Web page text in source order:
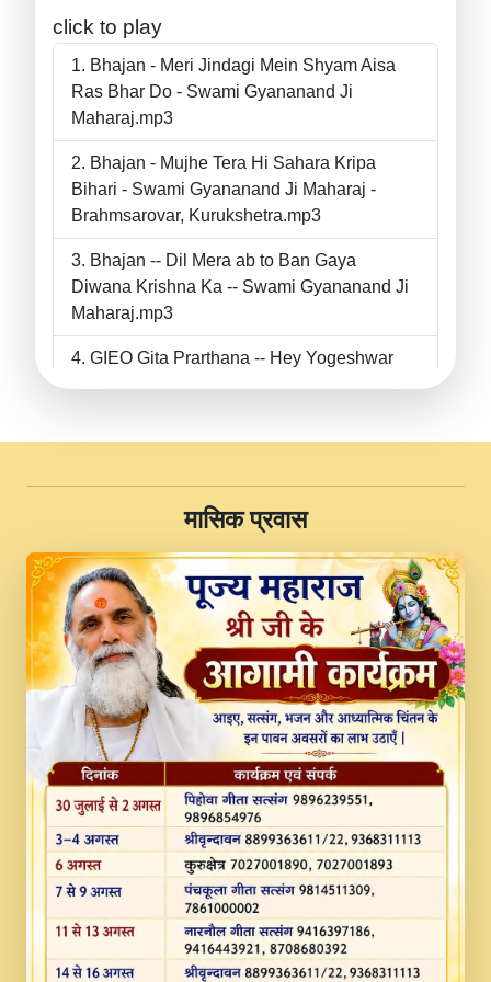
click to play
Bhajan - Meri Jindagi Mein Shyam Aisa
Ras Bhar Do - Swami Gyananand Ji
Maharaj.mp3
Bhajan - Mujhe Tera Hi Sahara Kripa
Bihari - Swami Gyananand Ji Maharaj -
Brahmsarovar, Kurukshetra.mp3
Bhajan -- Dil Mera ab to Ban Gaya
Diwana Krishna Ka -- Swami Gyananand Ji
Maharaj.mp3
GIEO Gita Prarthana -- Hey Yogeshwar
II Swami Gyananand Ji Maharaj.mp3
JINU SATGURU AAP BULAVE by Rasik
Pawan ji 20-11-19 Sankirtan At VEER JI
PRABHU KUTEER CHANNEL.mp3
Kina Sohna Tera Bhawan Sajaya Mata
Vaishno Devi Aarti Mata Rani Bhajan By
Lakhwinder Wadali Ji.mp3
MERE MANN VICH KANTH KALER
NEW PUNAJBI DEVOTIONAL SONG 2017
FULL VIDEO HD.mp3
Na To Roop Hai Bindu Ji Maharaj Pad - A
Divine Bhajan by Shri Indresh Ji
#BhaktiPath.mp3
Radha Rani Ki Kirpa Best Devotional
Song By Chitra Vichitra.mp3
​मासिक प्रवास